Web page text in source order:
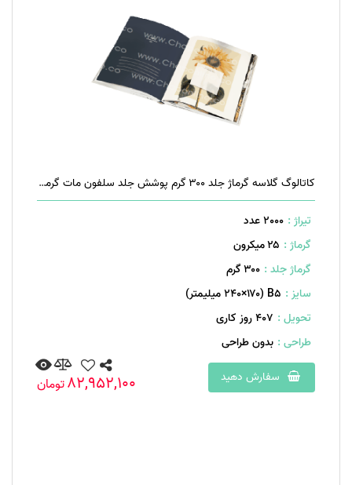
کاتالوگ گلاسه گرماژ جلد ۳۰۰ گرم پوشش جلد سلفون مات گرماژ داخل ۱۷۰ گرم ۴۰ صفحه منگنه تخت
تیراژ : 2000 عدد
گرماژ : ۲۵ میکرون
گرماژ جلد : ۳۰۰ گرم
سایز : B۵ (۲۴۰×۱۷۰ میلیمتر)
تحویل : 407 روز کاری
طراحی : بدون طراحی
سفارش دهید
82,952,100تومان